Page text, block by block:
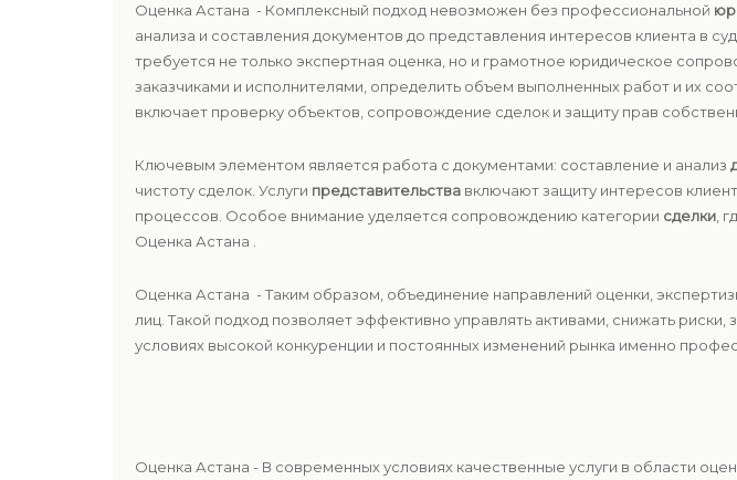
Оценка Астана - Комплексный подход невозможен без профессиональной
анализа и составления документов до представления интересов клиента в
требуется не только экспертная оценка, но и грамотное юридическое
заказчиками и исполнителями, определить объем выполненных работ и их
включает проверку объектов, сопровождение сделок и защиту прав
Ключевым элементом является работа с документами: составление и анализ
чистоту сделок. Услуги представительства включают защиту интересов
процессов. Особое внимание уделяется сопровождению категории сделки ,
Оценка Астана .
Оценка Астана - Таким образом, объединение направлений оценки,
лиц. Такой подход позволяет эффективно управлять активами, снижать
условиях высокой конкуренции и постоянных изменений рынка именно
Оценка Астана - В современных условиях качественные услуги в области